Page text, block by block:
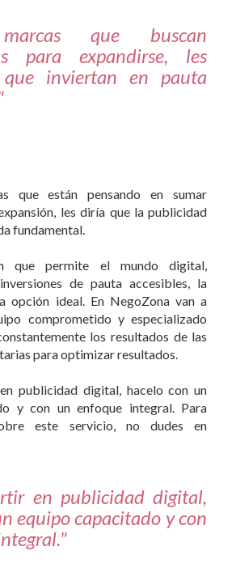
que buscan
para expandirse, les
que inviertan en pauta
que están pensando en sumar
les diría que la publicidad
fundamental.
que permite el mundo digital,
de pauta accesibles, la
opción ideal. En NegoZona van a
comprometido y especializado
los resultados de las
para optimizar resultados.
publicidad digital, hacelo con un
y con un enfoque integral. Para
este servicio, no dudes en
en publicidad digital,
equipo capacitado y con